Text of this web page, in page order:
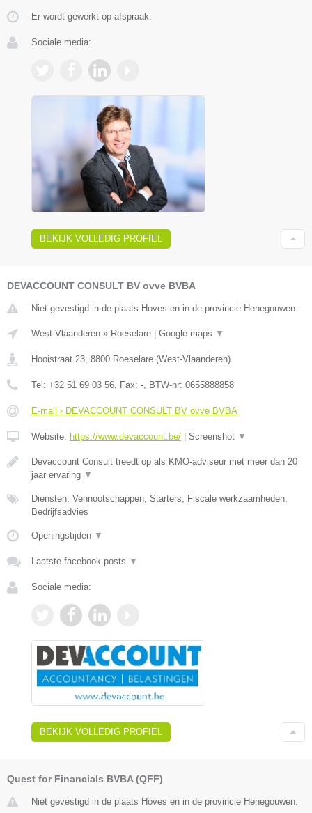
Er wordt gewerkt op afspraak.
Sociale media:
BEKIJK VOLLEDIG PROFIEL
DEVACCOUNT CONSULT BV ovve BVBA
Niet gevestigd in de plaats Hoves en in de provincie Henegouwen.
West-Vlaanderen » Roeselare Google maps ▼
Hooistraat 23, 8800 Roeselare (West-Vlaanderen)
Tel: +32 51 69 03 56, Fax: -, BTW-nr: 0655888858
E-mail › DEVACCOUNT CONSULT BV ovve BVBA
Website: https://www.devaccount.be/ Screenshot ▼
Devaccount Consult treedt op als KMO-adviseur met meer dan 20
jaar ervaring ▼
Diensten: Vennootschappen, Starters, Fiscale werkzaamheden,
Bedrijfsadvies
Openingstijden ▼
Laatste facebook posts ▼
Sociale media:
BEKIJK VOLLEDIG PROFIEL
Quest for Financials BVBA (QFF)
Niet gevestigd in de plaats Hoves en in de provincie Henegouwen.